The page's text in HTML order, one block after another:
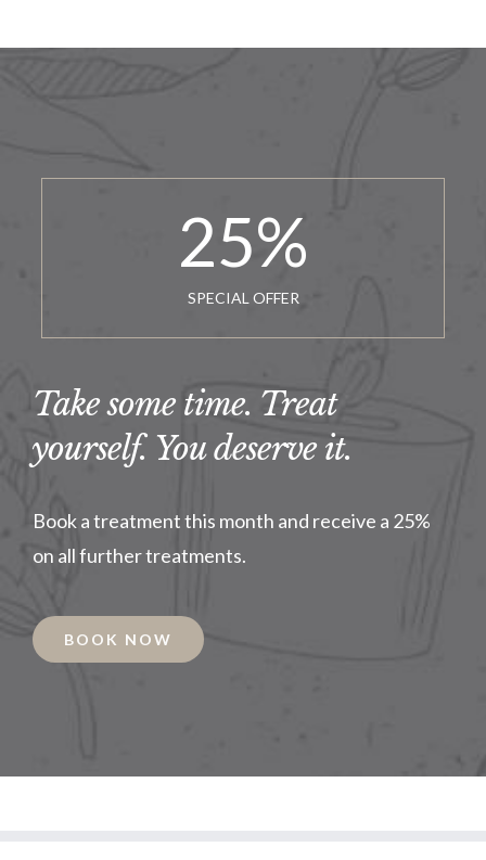
25%
SPECIAL OFFER
Take some time. Treat
yourself. You deserve it.
Book a treatment this month and receive a 25%
on all further treatments.
BOOK NOW